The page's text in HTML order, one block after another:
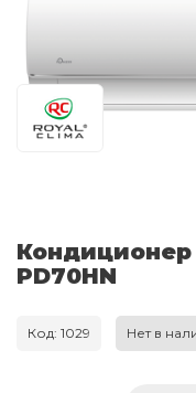
Кондиционер
PD70HN
Код: 1029 Нет в